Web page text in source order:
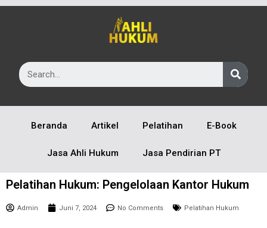
Beranda Artikel Pelatihan E-Book
Jasa Ahli Hukum Jasa Pendirian PT
Pelatihan Hukum: Pengelolaan Kantor Hukum
Admin Juni 7, 2024 No Comments Pelatihan Hukum